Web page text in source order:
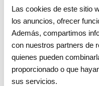
Las cookies de este sitio
los anuncios, ofrecer
Además, compartimos
con nuestros partners de
quienes pueden
proporcionado o que
sus servicios.
Caries